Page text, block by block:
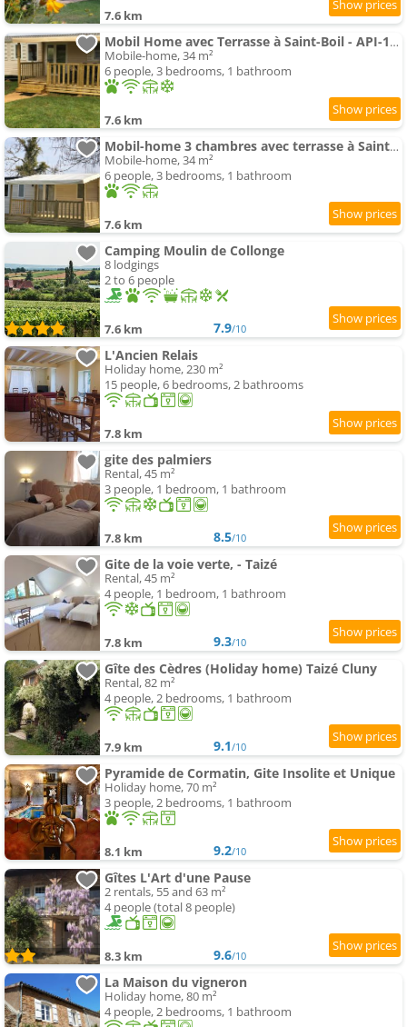
7.6 km
Mobil Home avec Terrasse à Saint-Boil - API-1-52-1145
Mobile-home, 34 m²
6 people, 3 bedrooms, 1 bathroom
7.6 km
Mobil-home 3 chambres avec terrasse à Saint-Boil - API-1-52-1174
Mobile-home, 34 m²
6 people, 3 bedrooms, 1 bathroom
7.6 km
Camping Moulin de Collonge
8 lodgings
2 to 6 people
7.6 km 7.9/10
L'Ancien Relais
Holiday home, 230 m²
15 people, 6 bedrooms, 2 bathrooms
7.8 km
gite des palmiers
Rental, 45 m²
3 people, 1 bedroom, 1 bathroom
7.8 km 8.5/10
Gite de la voie verte, - Taizé
Rental, 45 m²
4 people, 1 bedroom, 1 bathroom
7.8 km 9.3/10
Gîte des Cèdres (Holiday home) Taizé Cluny
Rental, 82 m²
4 people, 2 bedrooms, 1 bathroom
7.9 km 9.1/10
Pyramide de Cormatin, Gite Insolite et Unique
Holiday home, 70 m²
3 people, 2 bedrooms, 1 bathroom
8.1 km 9.2/10
Gîtes L'Art d'une Pause
2 rentals, 55 and 63 m²
4 people (total 8 people)
8.3 km 9.6/10
La Maison du vigneron
Holiday home, 80 m²
4 people, 2 bedrooms, 1 bathroom